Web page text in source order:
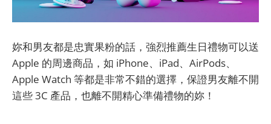
妳和男友都是忠實果粉的話，強烈推薦生日禮物可以送
Apple 的周邊商品，如 iPhone、iPad、AirPods、
Apple Watch 等都是非常不錯的選擇，保證男友離不開
這些 3C 產品，也離不開精心準備禮物的妳！